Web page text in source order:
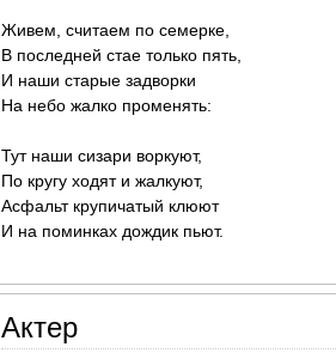
Живем, считаем по семерке,
В последней стае только пять,
И наши старые задворки
На небо жалко променять:
Тут наши сизари воркуют,
По кругу ходят и жалкуют,
Асфальт крупичатый клюют
И на поминках дождик пьют.
Актер